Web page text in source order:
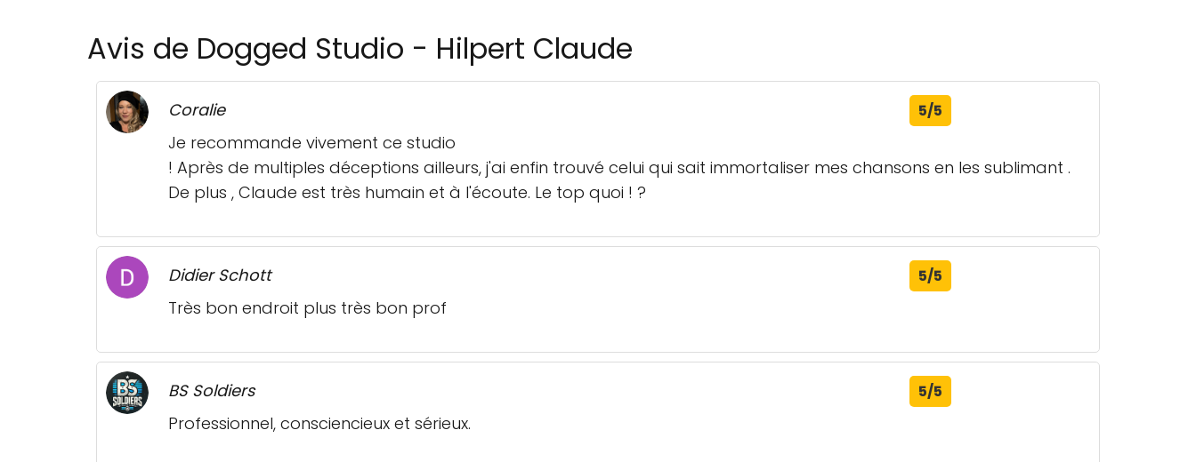
Avis de Dogged Studio - Hilpert Claude
Coralie 5/5
Je recommande vivement ce studio
! Après de multiples déceptions ailleurs, j'ai enfin trouvé celui qui sait immortaliser mes chansons en les sublimant .
De plus , Claude est très humain et à l'écoute. Le top quoi ! ?
Didier Schott 5/5
Très bon endroit plus très bon prof
BS Soldiers 5/5
Professionnel, consciencieux et sérieux.